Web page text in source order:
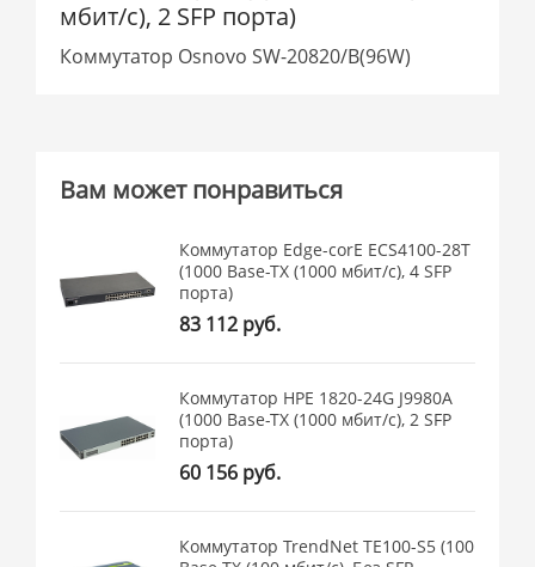
мбит/с), 2 SFP порта)
Коммутатор Osnovo SW-20820/B(96W)
Вам может понравиться
Коммутатор Edge-corE ECS4100-28T
(1000 Base-TX (1000 мбит/с), 4 SFP
порта)
83 112 руб.
Коммутатор HPE 1820-24G J9980A
(1000 Base-TX (1000 мбит/с), 2 SFP
порта)
60 156 руб.
Коммутатор TrendNet TE100-S5 (100